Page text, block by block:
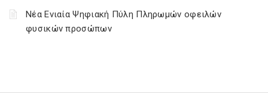
Νέα Ενιαία Ψηφιακή Πύλη Πληρωμών οφειλών
φυσικών προσώπων